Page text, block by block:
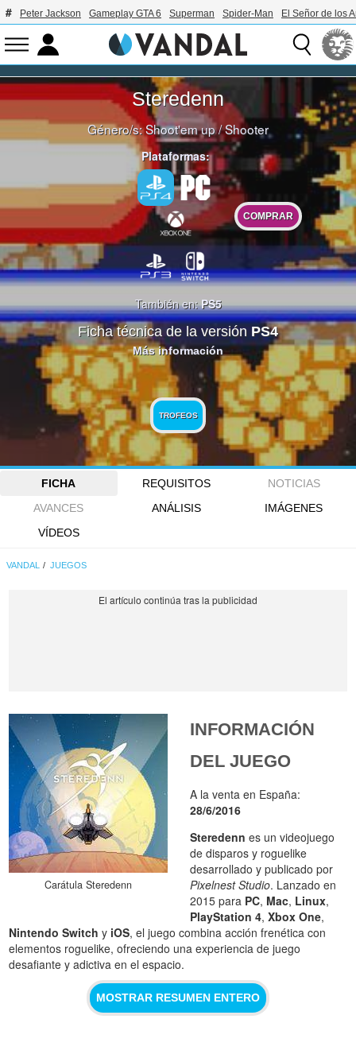
Peter Jackson Gameplay GTA 6 Superman Spider-Man El Señor de los
Steredenn
Género/s:Shoot'em up/Shooter
Plataformas:
COMPRAR
También en:PS5
Ficha técnica de la versión PS4
Más información
TROFEOS
FICHA REQUISITOS
NOTICIAS
AVANCES
ANÁLISIS
IMÁGENES
VÍDEOS
VANDAL JUEGOS
Carátula Steredenn
INFORMACIÓN
DEL JUEGO
A la venta en España:
28/6/2016
Steredenn es un videojuego
de disparos y roguelike
desarrollado y publicado por
Pixelnest Studio. Lanzado en
2015 para PC, Mac, Linux,
PlayStation 4,Xbox One,
Nintendo Switch y iOS, el juego combina acción frenética con
elementos roguelike, ofreciendo una experiencia de juego
desafiante y adictiva en el espacio.
MOSTRAR RESUMEN ENTERO